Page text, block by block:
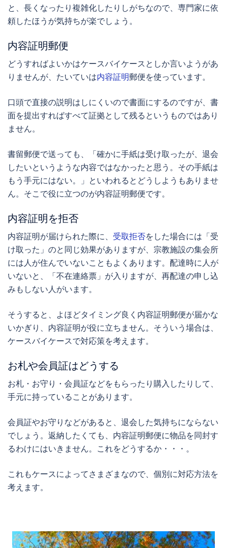
と、長くなったり複雑化したりしがちなので、専門家に依
頼したほうが気持ちが楽でしょう。
内容証明郵便
どうすればよいかはケースバイケースとしか言いようがあ
りませんが、たいていは内容証明郵便を使っています。
口頭で直接の説明はしにくいので書面にするのですが、書
面を提出すればすべて証拠として残るというものではあり
ません。
書留郵便で送っても、「確かに手紙は受け取ったが、退会
したいというような内容ではなかったと思う。その手紙は
もう手元にはない。」といわれるとどうしようもありませ
ん。そこで役に立つのが内容証明郵便です。
内容証明を拒否
内容証明が届けられた際に、 受取拒否をした場合には「受
け取った」のと同じ効果がありますが、宗教施設の集会所
には人が住んでいないこともよくあります。配達時に人が
いないと、「不在連絡票」が入りますが、再配達の申し込
みもしない人がいます。
そうすると、よほどタイミング良く内容証明郵便が届かな
いかぎり、内容証明が役に立ちません。 そういう場合は、
ケースバイケースで対応策を考えます。
お札や会員証はどうする
お札・お守り・会員証などをもらったり購入したりして、
手元に持っていることがあります。
会員証やお守りなどがあると、退会した気持ちにならない
でしょう。返納したくても、内容証明郵便に物品を同封す
るわけにはいきません。これをどうするか・・・。
これもケースによってさまざまなので、個別に対応方法を
考えます。